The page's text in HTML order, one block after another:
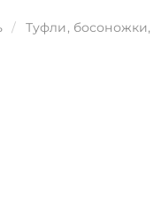
Туфли, босоножки,